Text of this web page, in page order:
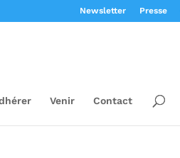
Newsletter Presse
Venir Contact